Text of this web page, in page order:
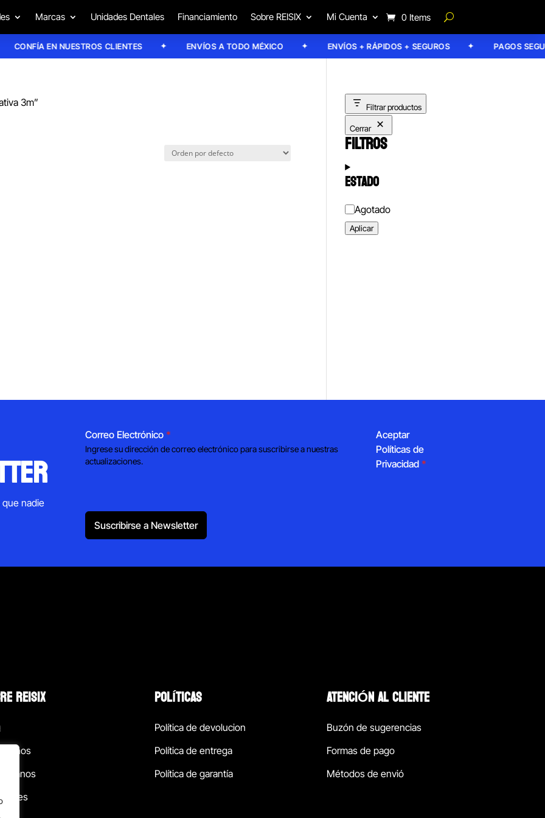
Marcas Unidades Dentales Financiamiento Sobre REISIX Mi Cuenta 0 Items
CONFÍA EN NUESTROS CLIENTES ENVÍOS A TODO MÉXICO ENVÍOS + RÁPIDOS + SEGUROS PAGOS
3m” Filtrar productos
Cerrar
FILTROS
ESTADO
Estado
Agotado
Aplicar
nadie
Correo Electrónico *
Ingrese su dirección de correo electrónico para suscribirse a nuestras
actualizaciones.
Aceptar
Políticas de
Privacidad *
Suscribirse a Newsletter
REISIX POLÍTICAS
Política de devolucion
Política de entrega
Política de garantía
ATENCIÓN AL CLIENTE
Buzón de sugerencias
Formas de pago
Métodos de envió